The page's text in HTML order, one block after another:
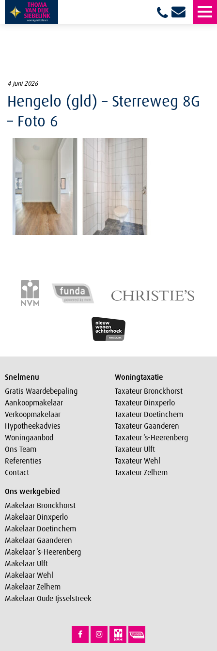
4 juni 2026
Hengelo (gld) – Sterreweg 8G
– Foto 6
Snelmenu
Gratis Waardebepaling
Aankoopmakelaar
Verkoopmakelaar
Hypotheekadvies
Woningaanbod
Ons Team
Referenties
Contact
Woningtaxatie
Taxateur Bronckhorst
Taxateur Dinxperlo
Taxateur Doetinchem
Taxateur Gaanderen
Taxateur ‘s-Heerenberg
Taxateur Ulft
Taxateur Wehl
Taxateur Zelhem
Ons werkgebied
Makelaar Bronckhorst
Makelaar Dinxperlo
Makelaar Doetinchem
Makelaar Gaanderen
Makelaar ‘s-Heerenberg
Makelaar Ulft
Makelaar Wehl
Makelaar Zelhem
Makelaar Oude Ijsselstreek